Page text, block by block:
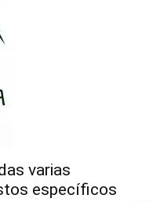
varias
específicos